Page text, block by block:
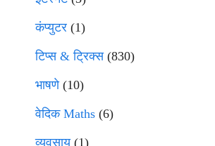
कंप्युटर (1)
टिप्स & ट्रिक्स(830)
भाषणे(10)
वेदिक Maths (6)
व्यवसाय(1)